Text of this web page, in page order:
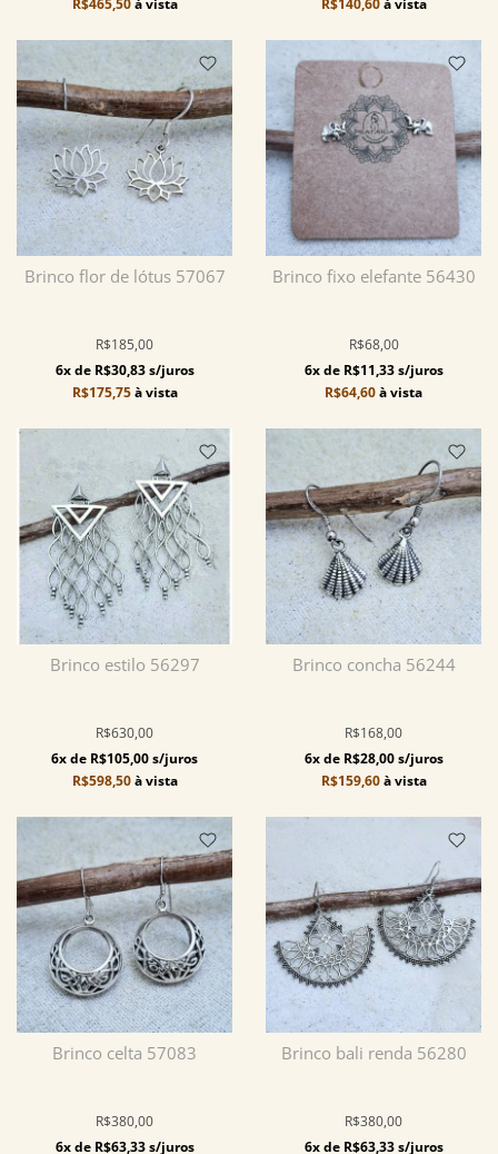
R$465,50à vista
R$140,60à vista
Brinco flor de lótus 57067
R$185,00
6x de R$30,83 s/juros
R$175,75à vista
Brinco fixo elefante 56430
R$68,00
6x de R$11,33 s/juros
R$64,60à vista
Brinco estilo 56297
R$630,00
6x de R$105,00 s/juros
R$598,50à vista
Brinco concha 56244
R$168,00
6x de R$28,00 s/juros
R$159,60à vista
Brinco celta 57083
R$380,00
6x de R$63,33 s/juros
Brinco bali renda 56280
R$380,00
6x de R$63,33 s/juros